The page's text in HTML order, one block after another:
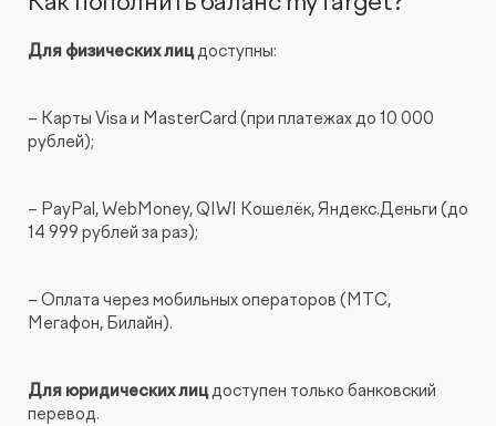
Для физических лицдоступны:
– Карты Visa и MasterCard (при платежах до 10 000
рублей);
– PayPal, WebMoney, QIWI Кошелёк, Яндекс.Деньги (до
14 999 рублей за раз);
– Оплата через мобильных операторов (МТС,
Мегафон, Билайн).
Для юридических лицдоступен только банковский
перевод.